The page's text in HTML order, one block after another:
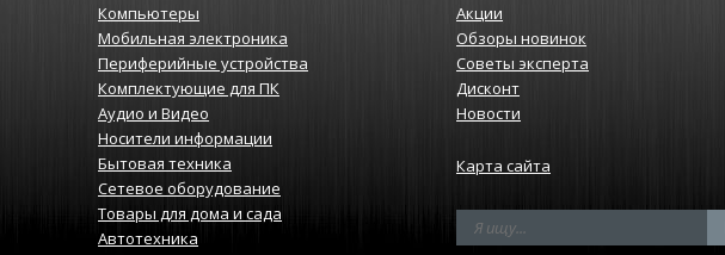
Компьютеры
Мобильная электроника
Периферийные устройства
Комплектующие для ПК
Аудио и Видео
Носители информации
Бытовая техника
Сетевое оборудование
Товары для дома и сада
Автотехника
Акции
Обзоры новинок
Советы эксперта
Дисконт
Новости
Карта сайта